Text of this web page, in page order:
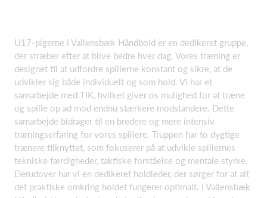
U17-pigerne i Vallensbæk Håndbold er en dedikeret gruppe,
der stræber efter at blive bedre hver dag. Vores træning er
designet til at udfordre spillerne konstant og sikre, at de
udvikler sig både individuelt og som hold. Vi har et
samarbejde med TIK, hvilket giver os mulighed for at træne
og spille op ad mod endnu stærkere modstandere. Dette
samarbejde bidrager til en bredere og mere intensiv
træningserfaring for vores spillere. Truppen har to dygtige
trænere tilknyttet, som fokuserer på at udvikle spillernes
tekniske færdigheder, taktiske forståelse og mentale styrke.
Derudover har vi en dedikeret holdleder, der sørger for at alt
det praktiske omkring holdet fungerer optimalt. I Vallensbæk